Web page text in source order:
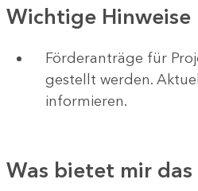
Wichtige Hinweise
Förderanträge für
gestellt werden.
informieren.
Was bietet mir